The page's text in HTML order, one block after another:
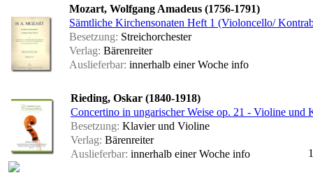
Mozart, Wolfgang Amadeus (1756-1791)
Sämtliche Kirchensonaten Heft 1 (Violoncello/
Besetzung: Streichorchester
Verlag: Bärenreiter
Auslieferbar: innerhalb einer Woche info
Rieding, Oskar (1840-1918)
Concertino in ungarischer Weise op. 21 - Violine und
Besetzung: Klavier und Violine
Verlag: Bärenreiter
Auslieferbar: innerhalb einer Woche info